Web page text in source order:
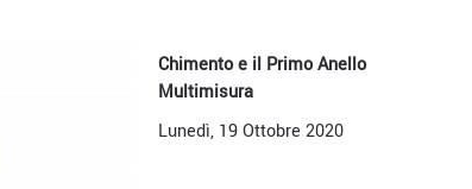
Chimento e il Primo Anello
Multimisura
Lunedì, 19 Ottobre 2020